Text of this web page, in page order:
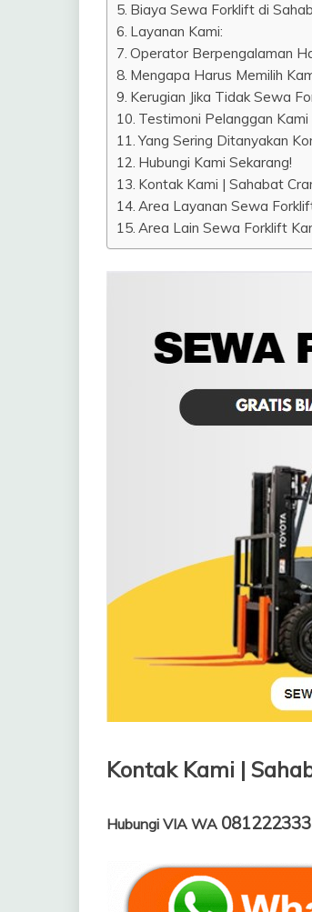
Biaya Sewa Forklift di
Layanan Kami:
Operator Berpengalaman
Mengapa Harus Memilih
Kerugian Jika Tidak Sewa
Testimoni Pelanggan Kami
Yang Sering Ditanyakan
Hubungi Kami Sekarang!
Kontak Kami | Sahabat
Area Layanan Sewa
Area Lain Sewa Forklift
Kontak Kami |
Hubungi VIA WA